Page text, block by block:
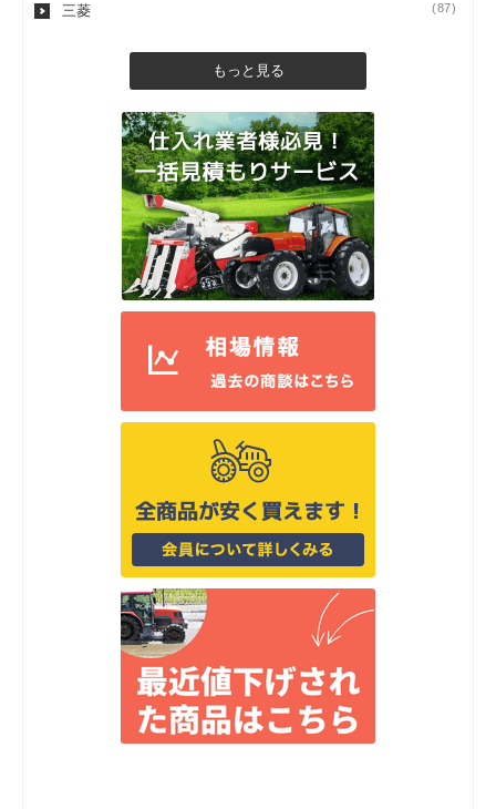
三菱 (87)
もっと見る